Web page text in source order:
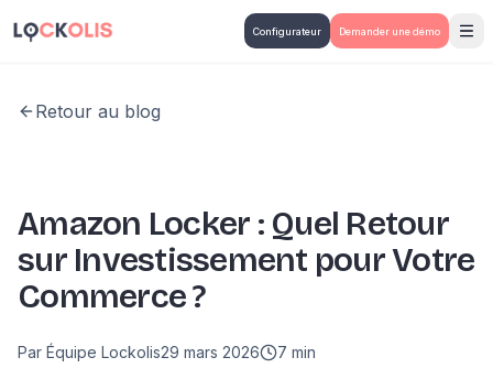
Configurateur Demander une démo
Retour au blog
Amazon Locker : Quel Retour
sur Investissement pour Votre
Commerce ?
Par Équipe Lockolis29 mars 2026 7 min